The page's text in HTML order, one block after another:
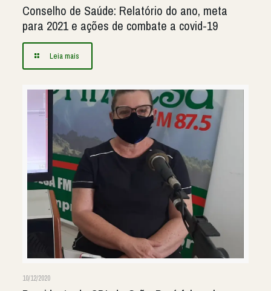
Conselho de Saúde: Relatório do ano, meta
para 2021 e ações de combate a covid-19
Leia mais
10/12/2020